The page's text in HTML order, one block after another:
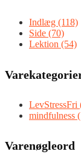
Indlæg (118)
Side (70)
Lektion (54)
LevStressFri
mindfulness
Varenøgleord